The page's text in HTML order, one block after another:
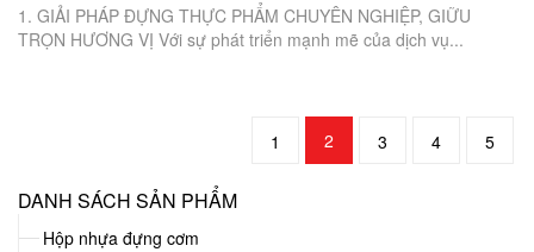
DANH SÁCH SẢN PHẨM
Hộp nhựa đựng cơm
1. GIẢI PHÁP ĐỰNG THỰC PHẨM CHUYÊN NGHIỆP, GIỮU
TRỌN HƯƠNG VỊ Với sự phát triển mạnh mẽ của dịch vụ...
1 2 3 4 5